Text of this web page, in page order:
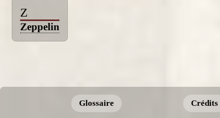
Z
Zeppelin
Glossaire Crédits